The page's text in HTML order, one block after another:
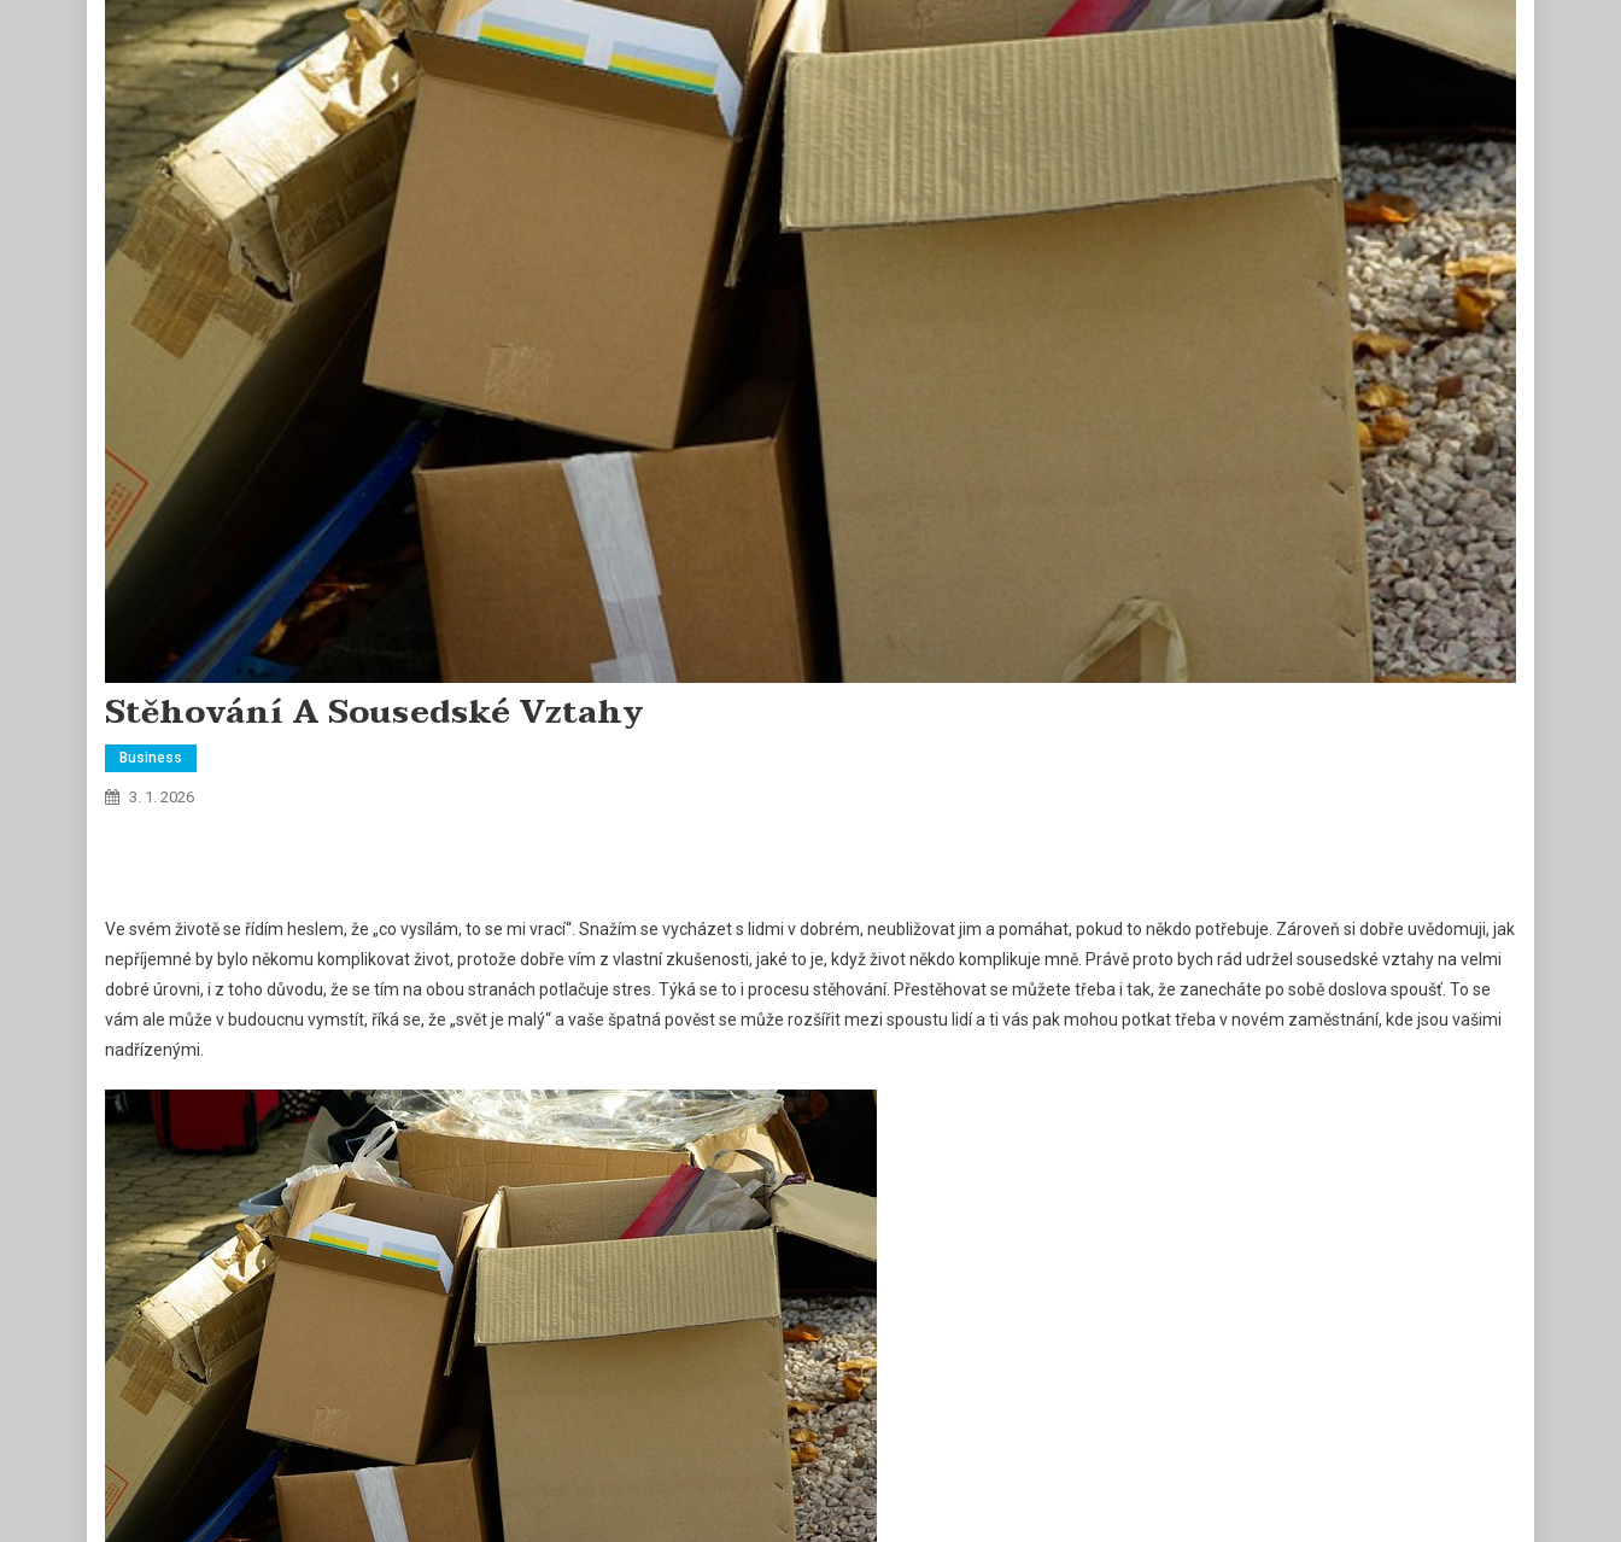
Stěhování A Sousedské Vztahy
Business
3. 1. 2026
Ve svém životě se řídím heslem, že „co vysílám, to se mi vrací“. Snažím se vycházet s lidmi v dobrém, neubližovat jim a pomáhat, pokud to někdo potřebuje. Zároveň si dobře uvědomuji, jak
nepříjemné by bylo někomu komplikovat život, protože dobře vím z vlastní zkušenosti, jaké to je, když život někdo komplikuje mně. Právě proto bych rád udržel sousedské vztahy na velmi
dobré úrovni, i z toho důvodu, že se tím na obou stranách potlačuje stres. Týká se to i procesu stěhování. Přestěhovat se můžete třeba i tak, že zanecháte po sobě doslova spoušť. To se
vám ale může v budoucnu vymstít, říká se, že „svět je malý“ a vaše špatná pověst se může rozšířit mezi spoustu lidí a ti vás pak mohou potkat třeba v novém zaměstnání, kde jsou vašimi
nadřízenými.